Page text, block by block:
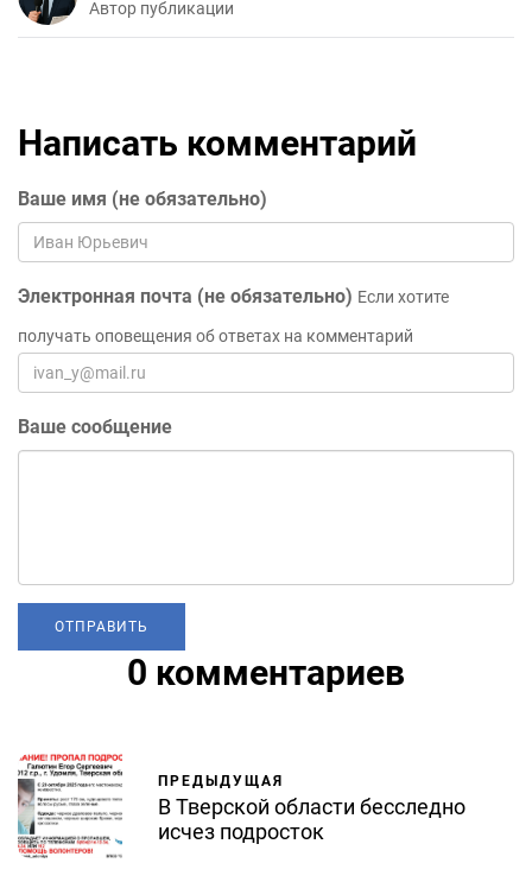
Автор публикации
Написать комментарий
Ваше имя (не обязательно)
Электронная почта (не обязательно) Если хотите
получать оповещения об ответах на комментарий
Ваше сообщение
0 комментариев
ПРЕДЫДУЩАЯ
В Тверской области бесследно
исчез подросток